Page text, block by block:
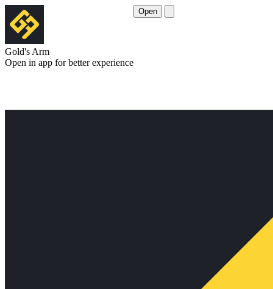
Gold's Arm
Open in app for better experience
Open